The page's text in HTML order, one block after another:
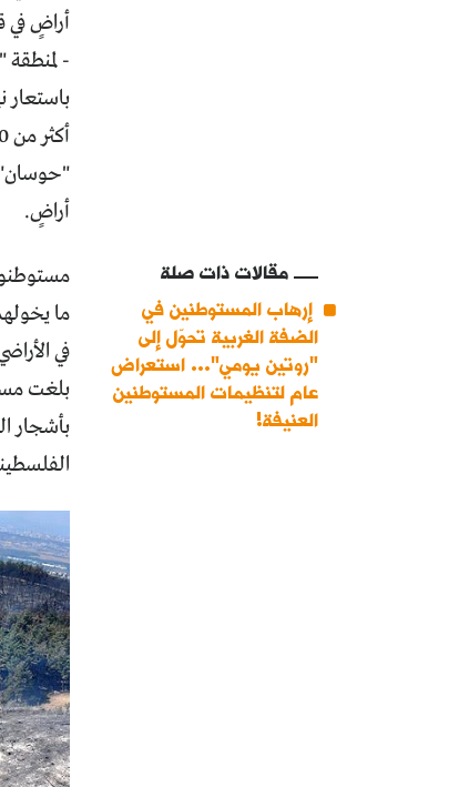
أراضٍ في
- لمنطقة
باستعار
"حوسان"
أراضٍ.
مقالات ذات صلة
إرهاب المستوطنين في
الضفة الغربية تحوّل إلى
"روتين يومي"... استعراض
عام لتنظيمات المستوطنين
العنيفة!
مستوطنو
ما
بأشجار